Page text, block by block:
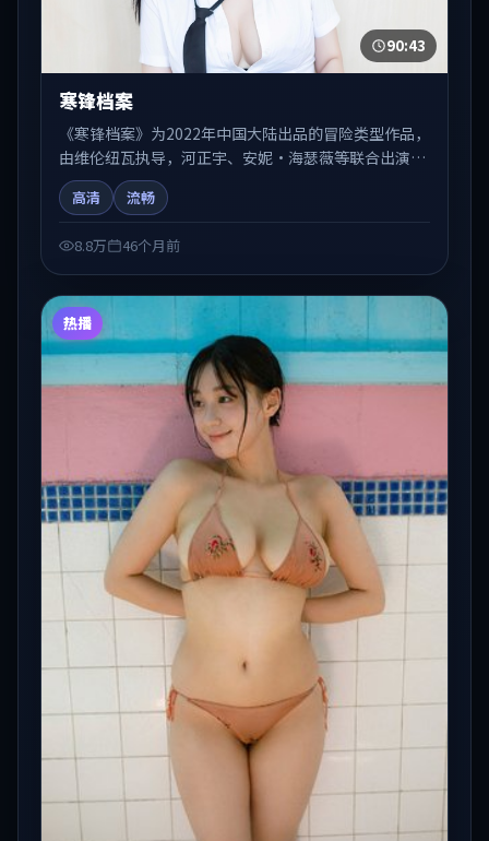
90:43
寒锋档案
《寒锋档案》为2022年中国大陆出品的冒险类型作品，
由维伦纽瓦执导，河正宇、安妮·海瑟薇等联合出演。
剧情在人物弧光与节奏推进中展开，兼具叙事张力与视
听质感。适合关注国产在线观看、热播国产剧与院线佳
高清 流畅
8.8万 46个月前
热播